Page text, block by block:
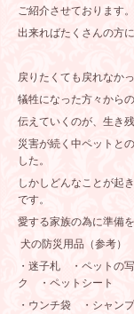
ご紹介させております。
出来ればたくさんの方
戻りたくても戻れなか
犠牲になった方々から
伝えていくのが、生き
災害が続く中ペットと
した。
しかしどんなことが起
です。
愛する家族の為に準備を
犬の防災用品（参考）
・迷子札 ・ペットの
ク ・ペットシート
・ウンチ袋 ・シャン